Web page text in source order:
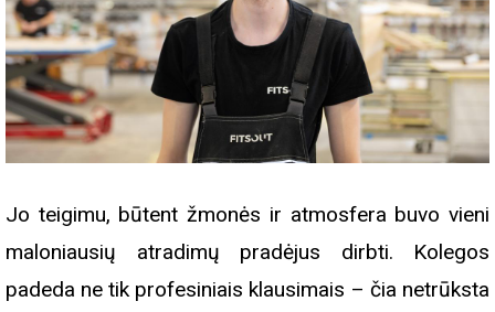
Jo teigimu, būtent žmonės ir atmosfera buvo vieni
maloniausių atradimų pradėjus dirbti. Kolegos
padeda ne tik profesiniais klausimais – čia netrūksta